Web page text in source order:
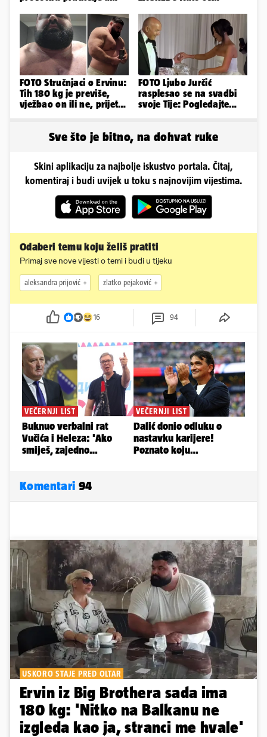
poginuo
FOTO Stručnjaci o Ervinu:
Tih 180 kg je previše,
vježbao on ili ne, prijete
FOTO Ljubo Jurčić
rasplesao se na svadbi
svoje Tije: Pogledajte
Sve što je bitno, na dohvat ruke
Skini aplikaciju za najbolje iskustvo portala. Čitaj,
komentiraj i budi uvijek u toku s najnovijim vijestima.
Odaberi temu koju želiš pratiti
Primaj sve nove vijesti o temi i budi u tijeku
aleksandra prijović zlatko pejaković
16 94
Komentari 94
USKORO STAJE PRED OLTAR
Ervin iz Big Brothera sada ima
180 kg: 'Nitko na Balkanu ne
izgleda kao ja, stranci me hvale'